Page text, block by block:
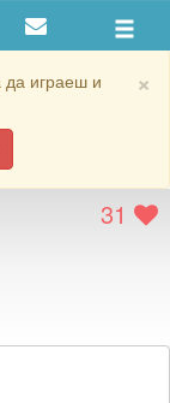
×
да играеш и
31